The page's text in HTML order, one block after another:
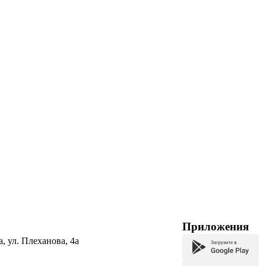
ул. Плеханова, 4а
Приложения